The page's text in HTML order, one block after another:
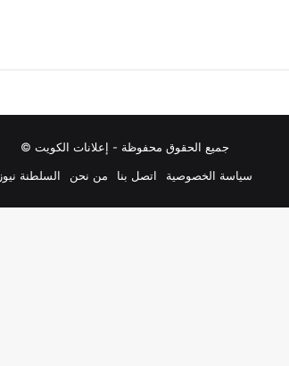
جميع الحقوق محفوظة - إعلانات الكويت ©
سياسة الخصوصية
اتصل بنا من نحن السلطنة نيوز